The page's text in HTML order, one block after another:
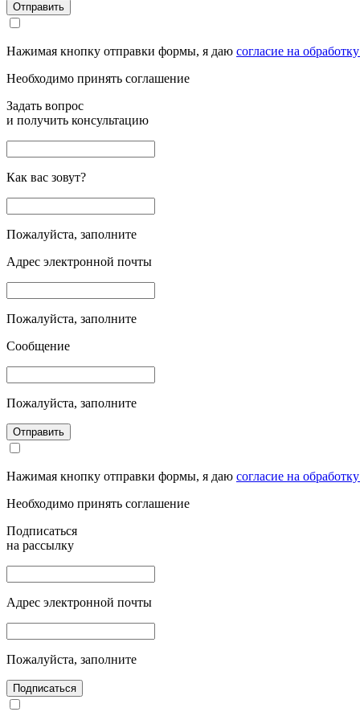
Отправить
Нажимая кнопку отправки формы, я даю согласие на
Необходимо принять соглашение
Задать вопрос
и получить консультацию
Как вас зовут?
Пожалуйста, заполните
Адрес электронной почты
Пожалуйста, заполните
Сообщение
Пожалуйста, заполните
Отправить
Нажимая кнопку отправки формы, я даю согласие на
Необходимо принять соглашение
Подписаться
на рассылку
Адрес электронной почты
Пожалуйста, заполните
Подписаться